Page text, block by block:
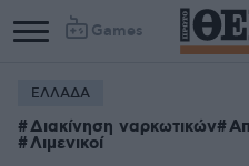
Games
ΕΛΛΑΔΑ
Διακίνηση ναρκωτικών
Λιμενικοί